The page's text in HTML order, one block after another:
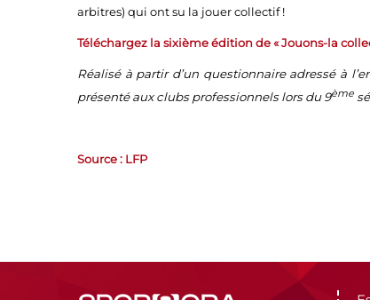
arbitres) qui ont su la jouer collectif !
Téléchargez la sixième édition de « Jouons-la
Réalisé à partir d’un questionnaire adressé à
présenté aux clubs professionnels lors du 9ème
Source : LFP